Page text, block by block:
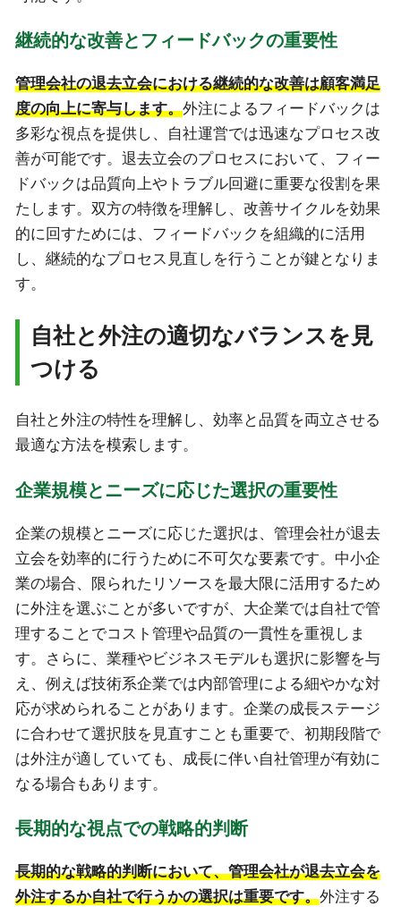
継続的な改善とフィードバックの重要性
管理会社の退去立会における継続的な改善は顧客満足
度の向上に寄与します。外注によるフィードバックは
多彩な視点を提供し、自社運営では迅速なプロセス改
善が可能です。退去立会のプロセスにおいて、フィー
ドバックは品質向上やトラブル回避に重要な役割を果
たします。双方の特徴を理解し、改善サイクルを効果
的に回すためには、フィードバックを組織的に活用
し、継続的なプロセス見直しを行うことが鍵となりま
す。
自社と外注の適切なバランスを見
つける
自社と外注の特性を理解し、効率と品質を両立させる
最適な方法を模索します。
企業規模とニーズに応じた選択の重要性
企業の規模とニーズに応じた選択は、管理会社が退去
立会を効率的に行うために不可欠な要素です。中小企
業の場合、限られたリソースを最大限に活用するため
に外注を選ぶことが多いですが、大企業では自社で管
理することでコスト管理や品質の一貫性を重視しま
す。さらに、業種やビジネスモデルも選択に影響を与
え、例えば技術系企業では内部管理による細やかな対
応が求められることがあります。企業の成長ステージ
に合わせて選択肢を見直すことも重要で、初期段階で
は外注が適していても、成長に伴い自社管理が有効に
なる場合もあります。
長期的な視点での戦略的判断
長期的な戦略的判断において、管理会社が退去立会を
外注するか自社で行うかの選択は重要です。外注する